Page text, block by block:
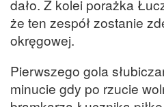
dało. Z kolei porażka
że ten zespół zostanie
okręgowej.
Pierwszego gola
minucie gdy po rzucie